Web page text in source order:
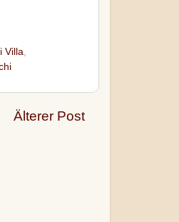
Villa
Älterer Post